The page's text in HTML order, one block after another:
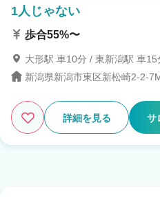
1人じゃない
歩合55%〜
大形駅 車10分 / 東新潟駅 車15
新潟県新潟市東区新松崎2-2-
詳細を見る サ